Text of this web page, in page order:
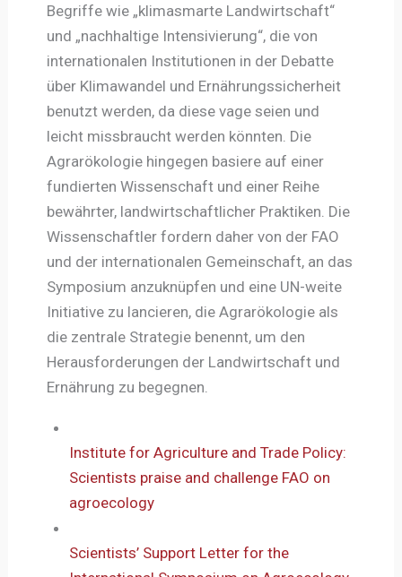
Begriffe wie „klimasmarte Landwirtschaft“
und „nachhaltige Intensivierung“, die von
internationalen Institutionen in der Debatte
über Klimawandel und Ernährungssicherheit
benutzt werden, da diese vage seien und
leicht missbraucht werden könnten. Die
Agrarökologie hingegen basiere auf einer
fundierten Wissenschaft und einer Reihe
bewährter, landwirtschaftlicher Praktiken. Die
Wissenschaftler fordern daher von der FAO
und der internationalen Gemeinschaft, an das
Symposium anzuknüpfen und eine UN-weite
Initiative zu lancieren, die Agrarökologie als
die zentrale Strategie benennt, um den
Herausforderungen der Landwirtschaft und
Ernährung zu begegnen.
Institute for Agriculture and Trade Policy:
Scientists praise and challenge FAO on
agroecology
Scientists’ Support Letter for the